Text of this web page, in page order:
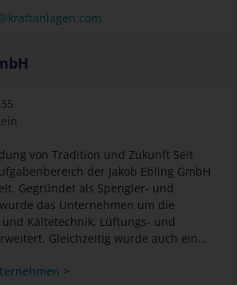
von Tradition und Zukunft Seit
Gegründet als Spengler- und
das Unternehmen um die
Kältetechnik, Lüftungs- und
Gleichzeitig wurde auch ein
Anlagen aufgebaut. Das
GmbH umfasst heute alle Belange
Beginn an schätzen unsere
>